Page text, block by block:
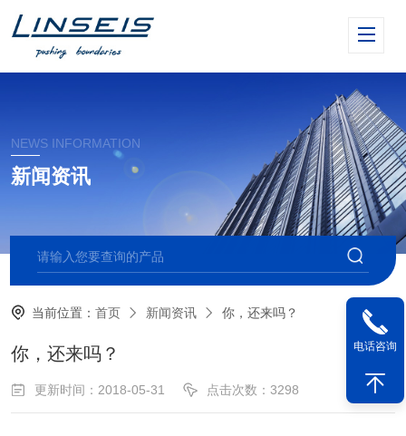
NEWS INFORMATION
新闻资讯
当前位置：首页 新闻资讯 你，还来吗？
你，还来吗？
更新时间：2018-05-31 点击次数：3298
电话咨询